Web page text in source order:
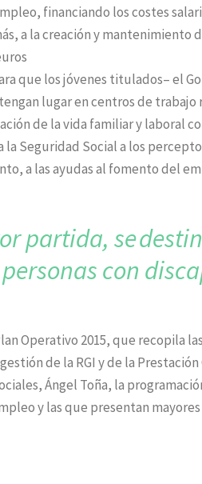
financiando los costes
a la creación y mantenimiento
que los jóvenes titulados– el
lugar en centros de trabajo
de la vida familiar y laboral
Seguridad Social a los
a las ayudas al fomento del
partida, se
con
Operativo 2015, que recopila
de la RGI y de la
Ángel Toña, la
y las que presentan